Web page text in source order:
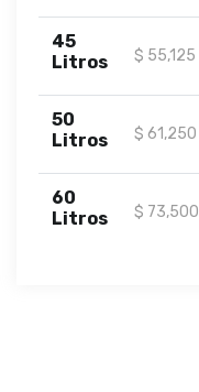
45
Litros
$ 55,125
50
Litros
$ 61,250
60
Litros
$ 73,500